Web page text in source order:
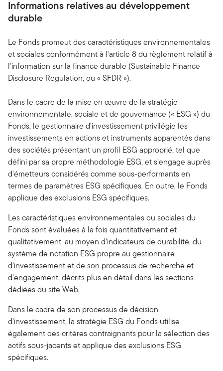
Informations relatives au développement
durable
Le Fonds promeut des caractéristiques environnementales
et sociales conformément à l'article 8 du règlement relatif à
l'information sur la finance durable (Sustainable Finance
Disclosure Regulation, ou « SFDR »).
Dans le cadre de la mise en œuvre de la stratégie
environnementale, sociale et de gouvernance (« ESG ») du
Fonds, le gestionnaire d'investissement privilégie les
investissements en actions et instruments apparentés dans
des sociétés présentant un profil ESG approprié, tel que
défini par sa propre méthodologie ESG, et s'engage auprès
d'émetteurs considérés comme sous-performants en
termes de paramètres ESG spécifiques. En outre, le Fonds
applique des exclusions ESG spécifiques.
Les caractéristiques environnementales ou sociales du
Fonds sont évaluées à la fois quantitativement et
qualitativement, au moyen d'indicateurs de durabilité, du
système de notation ESG propre au gestionnaire
d'investissement et de son processus de recherche et
d'engagement, décrits plus en détail dans les sections
dédiées du site Web.
Dans le cadre de son processus de décision
d'investissement, la stratégie ESG du Fonds utilise
également des critères contraignants pour la sélection des
actifs sous-jacents et applique des exclusions ESG
spécifiques.